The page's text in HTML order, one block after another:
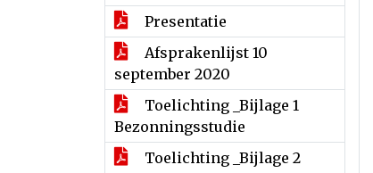
Presentatie
Afsprakenlijst 10
september 2020
Toelichting _Bijlage 1
Bezonningsstudie
Toelichting _Bijlage 2